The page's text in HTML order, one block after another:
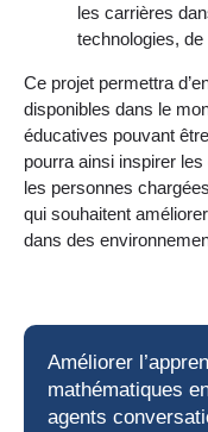
les carrières
technologies, de
Ce projet permettra
disponibles dans le
éducatives pouvant
pourra ainsi inspirer
les personnes
qui souhaitent
dans des
Améliorer
mathématiques
agents